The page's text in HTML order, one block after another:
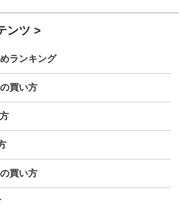
ンツ
ランキング
買い方
買い方